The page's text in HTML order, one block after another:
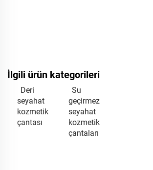
İlgili ürün kategorileri
Deri
seyahat
kozmetik
çantası
Su
geçirmez
seyahat
kozmetik
çantaları